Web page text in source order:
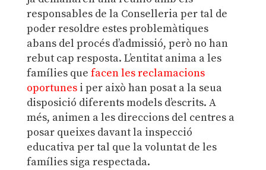
responsables de la Conselleria per tal de
poder resoldre estes problemàtiques
abans del procés d’admissió, però no han
rebut cap resposta. L’entitat anima a les
famílies que facen les reclamacions
oportunesi per això han posat a la seua
disposició diferents models d’escrits. A
més, animen a les direccions del centres a
posar queixes davant la inspecció
educativa per tal que la voluntat de les
famílies siga respectada.